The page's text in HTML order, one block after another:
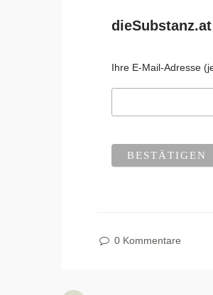
Ihre E-Mail-Adresse
0 Kommentare